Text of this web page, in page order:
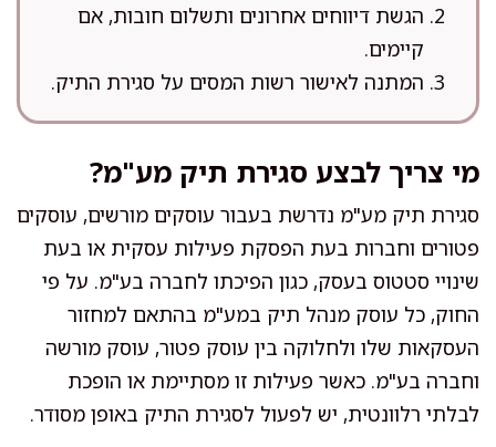
הגשת דיווחים אחרונים ותשלום חובות, אם
קיימים.
המתנה לאישור רשות המסים על סגירת התיק.
מי צריך לבצע סגירת תיק מע"מ?
סגירת תיק מע"מ נדרשת בעבור עוסקים מורשים, עוסקים
פטורים וחברות בעת הפסקת פעילות עסקית או בעת
שינויי סטטוס בעסק, כגון הפיכתו לחברה בע"מ. על פי
החוק, כל עוסק מנהל תיק במע"מ בהתאם למחזור
העסקאות שלו ולחלוקה בין עוסק פטור, עוסק מורשה
וחברה בע"מ. כאשר פעילות זו מסתיימת או הופכת
לבלתי רלוונטית, יש לפעול לסגירת התיק באופן מסודר.